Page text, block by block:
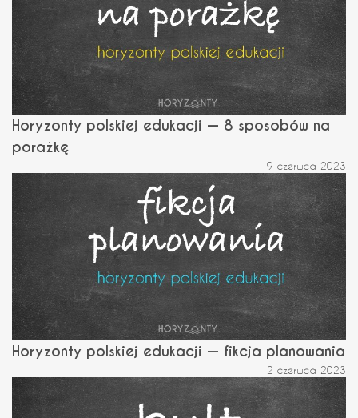
Horyzonty polskiej edukacji — 8 sposobów na
porażkę
9 czerwca 2023
Horyzonty polskiej edukacji — fikcja planowania
2 czerwca 2023